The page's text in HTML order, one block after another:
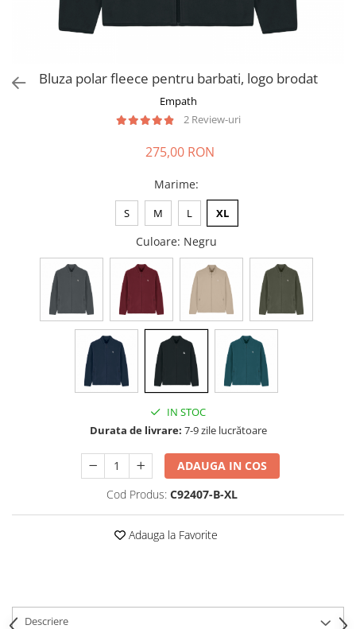
Bluza polar fleece pentru barbati, logo brodat
Empath
2 Review-uri
275,00 RON
Marime:
S M L XL
Culoare: Negru
IN STOC
Durata de livrare: 7-9 zile lucrătoare
ADAUGA IN COS
Cod Produs: C92407-B-XL
Adauga la Favorite
Descriere